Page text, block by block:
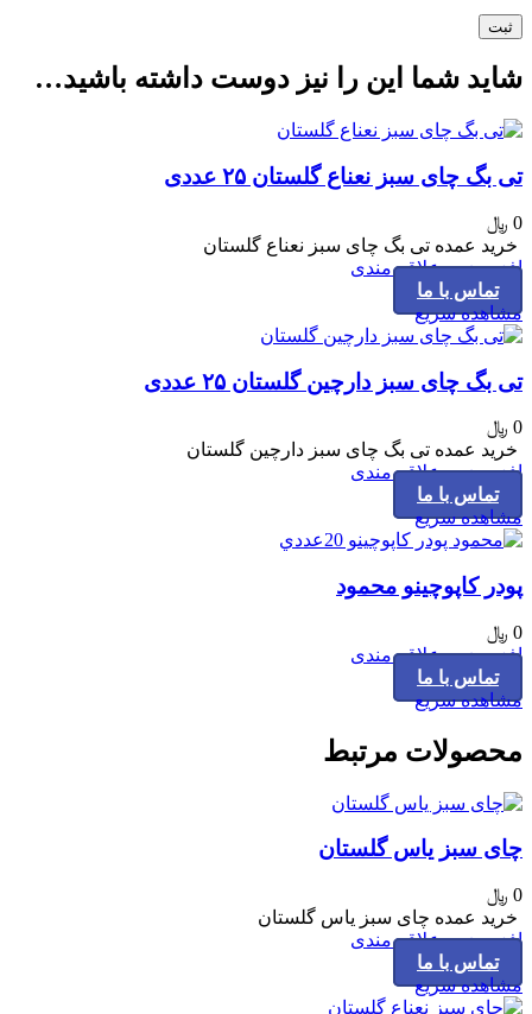
شاید شما این را نیز دوست داشته باشید…
تی بگ چای سبز نعناع گلستان ۲۵ عددی
0 ﷼
خرید عمده تی بگ چای سبز نعناع گلستان
افزودن به علاقه مندی
تماس با ما
مشاهده سریع
تی بگ چای سبز دارچین گلستان ۲۵ عددی
0 ﷼
خرید عمده تی بگ چای سبز دارچین گلستان
افزودن به علاقه مندی
تماس با ما
مشاهده سریع
پودر کاپوچینو محمود
0 ﷼
افزودن به علاقه مندی
تماس با ما
مشاهده سریع
محصولات مرتبط
چای سبز یاس گلستان
0 ﷼
خرید عمده چای سبز یاس گلستان
افزودن به علاقه مندی
تماس با ما
مشاهده سریع